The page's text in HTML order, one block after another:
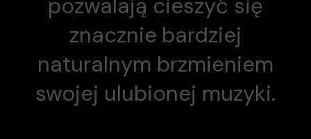
pozwalają cieszyć się
znacznie bardziej
naturalnym brzmieniem
swojej ulubionej muzyki.